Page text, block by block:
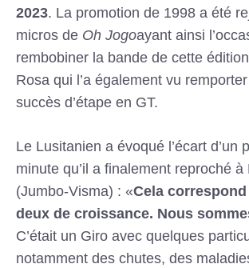
2023. La promotion de 1998 a été
micros de Oh Jogoayant ainsi
rembobiner la bande de cette
Rosa qui l’a également vu
succès d’étape en GT.
Le Lusitanien a évoqué l’écart d’un
minute qu’il a finalement reproché
(Jumbo-Visma) : «Cela
deux de croissance. Nous
C’était un Giro avec quelques
notamment des chutes, des